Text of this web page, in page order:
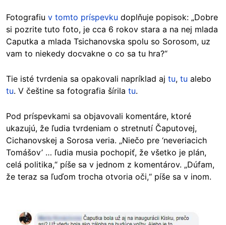
Fotografiu v tomto príspevku doplňuje popisok: „Dobre
si pozrite tuto foto, je cca 6 rokov stara a na nej mlada
Caputka a mlada Tsichanovska spolu so Sorosom, uz
vam to niekedy docvakne o co sa tu hra?“
Tie isté tvrdenia sa opakovali napríklad aj tu, tu alebo
tu. V češtine sa fotografia šírila tu.
Pod príspevkami sa objavovali komentáre, ktoré
ukazujú, že ľudia tvrdeniam o stretnutí Čaputovej,
Cichanovskej a Sorosa veria. „Niečo pre ‘neveriacich
Tomášov’ … ľudia musia pochopiť, že všetko je plán,
celá politika,“ píše sa v jednom z komentárov. „Dúfam,
že teraz sa ľuďom trocha otvoria oči,“ píše sa v inom.
Image